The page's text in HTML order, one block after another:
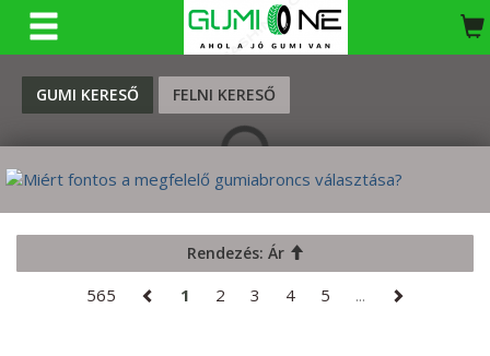
GUMI KERESŐ FELNI KERESŐ
KERESÉS
Rendezés: Ár
565 1 2 3 4 5 ...